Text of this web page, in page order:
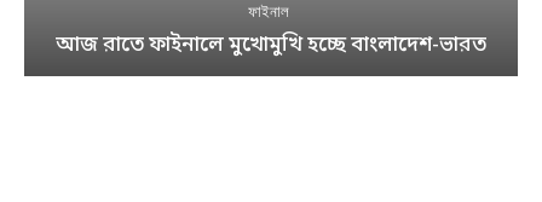
ফাইনাল
আজ রাতে ফাইনালে মুখোমুখি হচ্ছে বাংলাদেশ-ভারত